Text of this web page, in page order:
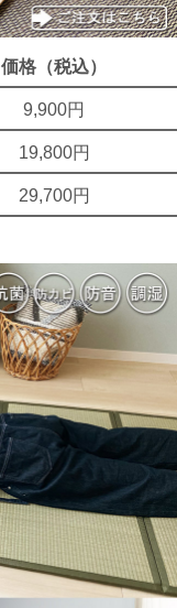
価格（税込）
9,900円
19,800円
29,700円